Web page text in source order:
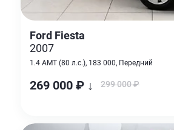
Ford Fiesta
2007
1.4 AMT (80 л.с.), 183 000, Передний
269 000 ₽ ↓ 299 000 ₽